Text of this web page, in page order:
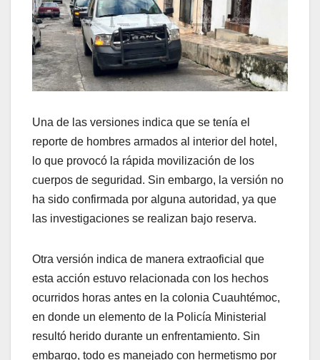
Una de las versiones indica que se tenía el
reporte de hombres armados al interior del hotel,
lo que provocó la rápida movilización de los
cuerpos de seguridad. Sin embargo, la versión no
ha sido confirmada por alguna autoridad, ya que
las investigaciones se realizan bajo reserva.
Otra versión indica de manera extraoficial que
esta acción estuvo relacionada con los hechos
ocurridos horas antes en la colonia Cuauhtémoc,
en donde un elemento de la Policía Ministerial
resultó herido durante un enfrentamiento. Sin
embargo, todo es manejado con hermetismo por